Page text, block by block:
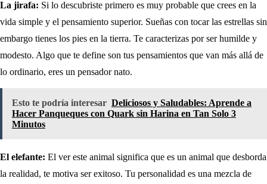
La jirafa: Si lo descubriste primero es muy probable que crees en la
vida simple y el pensamiento superior. Sueñas con tocar las estrellas sin
embargo tienes los pies en la tierra. Te caracterizas por ser humilde y
modesto. Algo que te define son tus pensamientos que van más allá de
lo ordinario, eres un pensador nato.
Esto te podría interesar Deliciosos y Saludables: Aprende a
Hacer Panqueques con Quark sin Harina en Tan Solo 3
Minutos
El elefante: El ver este animal significa que es un animal que desborda
la realidad, te motiva ser exitoso. Tu personalidad es una mezcla de